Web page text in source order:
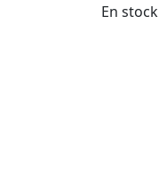
En stock